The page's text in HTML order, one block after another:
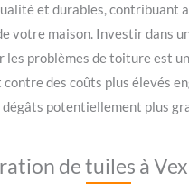
et durables, contribuant
votre maison. Investir dans
les problèmes de toiture est
des coûts plus élevés
dégâts potentiellement plus
de tuiles à